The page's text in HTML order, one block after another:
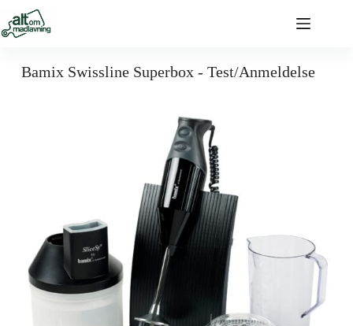
Bamix Swissline Superbox - Test/Anmeldelse